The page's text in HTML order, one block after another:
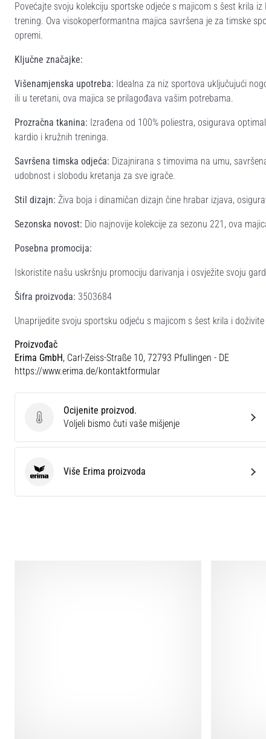
Povećajte svoju kolekciju sportske odjeće s majicom s šest krila
trening. Ova visokoperformantna majica savršena je za timske
opremi.
Ključne značajke:
Višenamjenska upotreba: Idealna za niz sportova uključujući
ili u teretani, ova majica se prilagođava vašim potrebama.
Prozračna tkanina: Izrađena od 100% poliestra, osigurava
kardio i kružnih treninga.
Savršena timska odjeća: Dizajnirana s timovima na umu,
udobnost i slobodu kretanja za sve igrače.
Stil dizajn: Živa boja i dinamičan dizajn čine hrabar izjava,
Sezonska novost: Dio najnovije kolekcije za sezonu 221, ova
Posebna promocija:
Iskoristite našu uskršnju promociju darivanja i osvježite svoju
Šifra proizvoda: 3503684
Unaprijedite svoju sportsku odjeću s majicom s šest krila i
Proizvođač
Erima GmbH, Carl-Zeiss-Straße 10, 72793 Pfullingen - DE
https://www.erima.de/kontaktformular
Ocijenite proizvod.
Ocijenite proizvod.
Voljeli bismo čuti vaše mišjenje
Erima Više Erima proizvoda